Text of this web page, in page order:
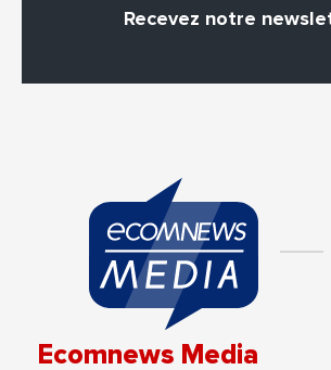
Recevez notre
Ecomnews Media